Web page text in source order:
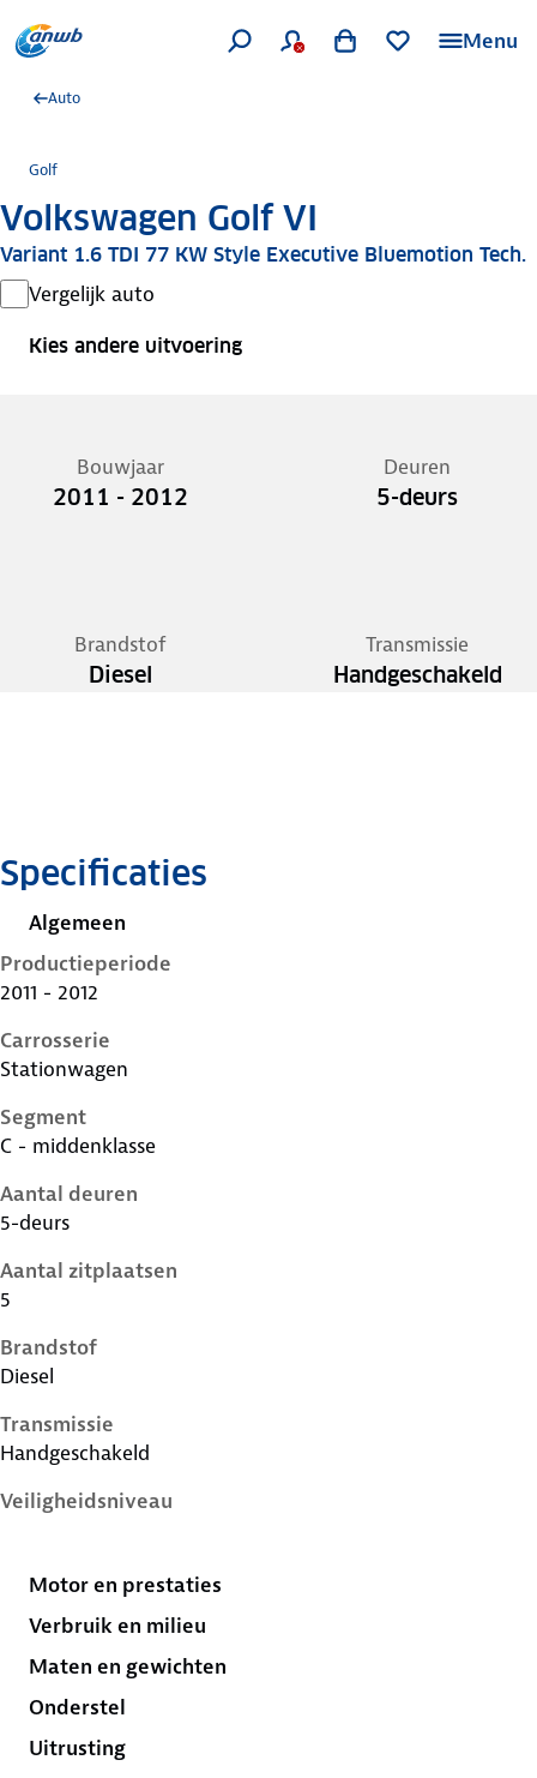
Menu
Auto
Golf
Volkswagen Golf VI
Variant 1.6 TDI 77 KW Style Executive Bluemotion Tech.
Vergelijk auto
Kies andere uitvoering
Bouwjaar
2011 - 2012
Deuren
5-deurs
Brandstof
Diesel
Transmissie
Handgeschakeld
Specificaties
Algemeen
Productieperiode
2011 - 2012
Carrosserie
Stationwagen
Segment
C - middenklasse
Aantal deuren
5-deurs
Aantal zitplaatsen
5
Brandstof
Diesel
Transmissie
Handgeschakeld
Veiligheidsniveau
Motor en prestaties
Verbruik en milieu
Maten en gewichten
Onderstel
Uitrusting